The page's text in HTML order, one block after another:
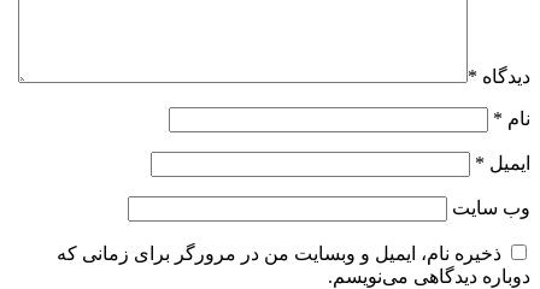
دیدگاه *
نام *
ایمیل *
وب‌ سایت
ذخیره نام، ایمیل و وبسایت من در مرورگر برای زمانی که
دوباره دیدگاهی می‌نویسم.